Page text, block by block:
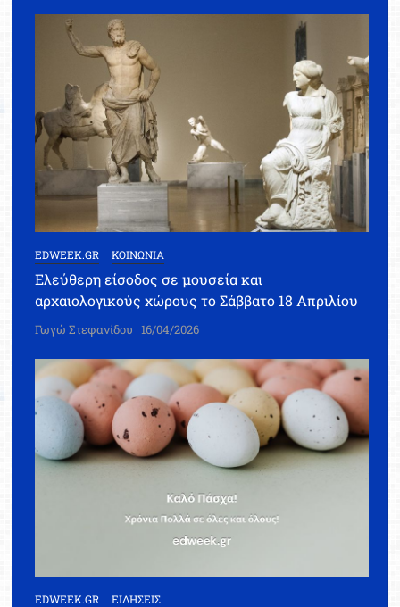
EDWEEK.GR ΚΟΙΝΩΝΙΑ
Ελεύθερη είσοδος σε μουσεία και
αρχαιολογικούς χώρους το Σάββατο 18 Απριλίου
Γωγώ Στεφανίδου 16/04/2026
EDWEEK.GR ΕΙΔΗΣΕΙΣ